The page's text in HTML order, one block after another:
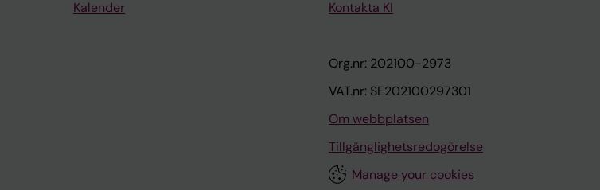
Kalender
Kontakta KI
Org.nr: 202100-2973
VAT.nr: SE202100297301
Om webbplatsen
Tillgänglighetsredogörelse
Manage your cookies